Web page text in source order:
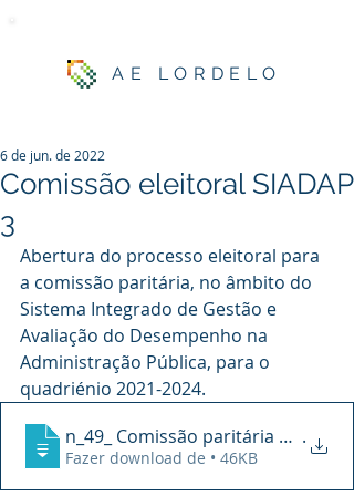
AE LORDELO
Comissão eleitoral SIADAP
3
6 de jun. de 2022
Abertura do processo eleitoral para
a comissão paritária, no âmbito do
Sistema Integrado de Gestão e
Avaliação do Desempenho na
Administração Pública, para o
quadriénio 2021-2024.
n_49_ Comissão paritária processo
.
Fazer download de • 46KB